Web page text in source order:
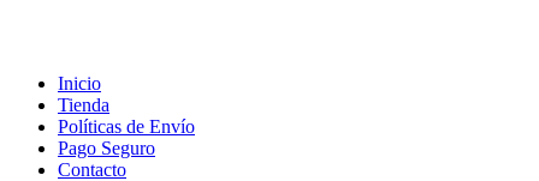
Inicio
Tienda
Políticas de Envío
Pago Seguro
Contacto